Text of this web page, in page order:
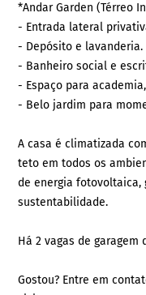
*Andar Garden (Térreo
- Entrada lateral
- Depósito e lavanderia.
- Banheiro social e
- Espaço para
- Belo jardim para
A casa é climatizada
teto em todos os
de energia
sustentabilidade.
Há 2 vagas de garagem
Gostou? Entre em